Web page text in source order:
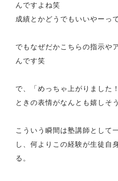
んですよね笑
成績とかどうでもいいやーっ
でもなぜだかこちらの指示や
んです笑
で、「めっちゃ上がりました
ときの表情がなんとも嬉しそ
こういう瞬間は塾講師として
し、何よりこの経験が生徒自
る。